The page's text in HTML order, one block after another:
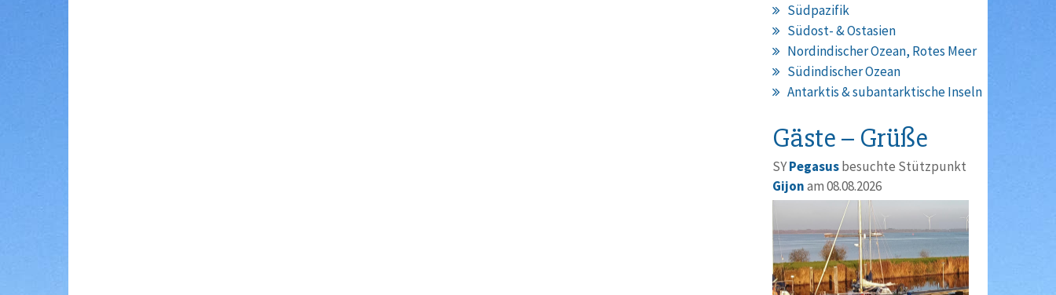
Südpazifik
Südost- & Ostasien
Nordindischer Ozean, Rotes Meer
Südindischer Ozean
Antarktis & subantarktische Inseln
Gäste – Grüße
SYPegasusbesuchte Stützpunkt
Gijonam 08.08.2026